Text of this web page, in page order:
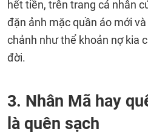
hết tiền, trên trang cá nhân
đặn ảnh mặc quần áo mới
chảnh như thể khoản nợ kia
đời.
3. Nhân Mã hay
là quên sạch